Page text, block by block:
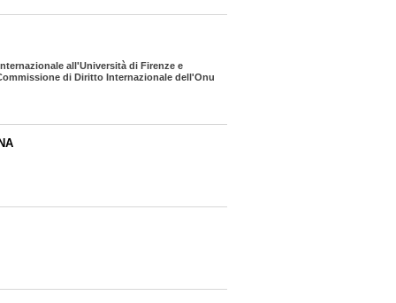
all'Università di Firenze e
di Diritto Internazionale dell'Onu